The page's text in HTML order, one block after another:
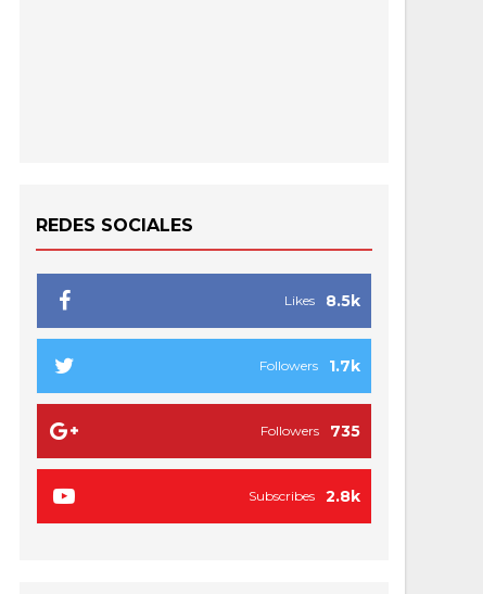
REDES SOCIALES
8.5k
Likes
1.7k
Followers
735
Followers
2.8k
Subscribes